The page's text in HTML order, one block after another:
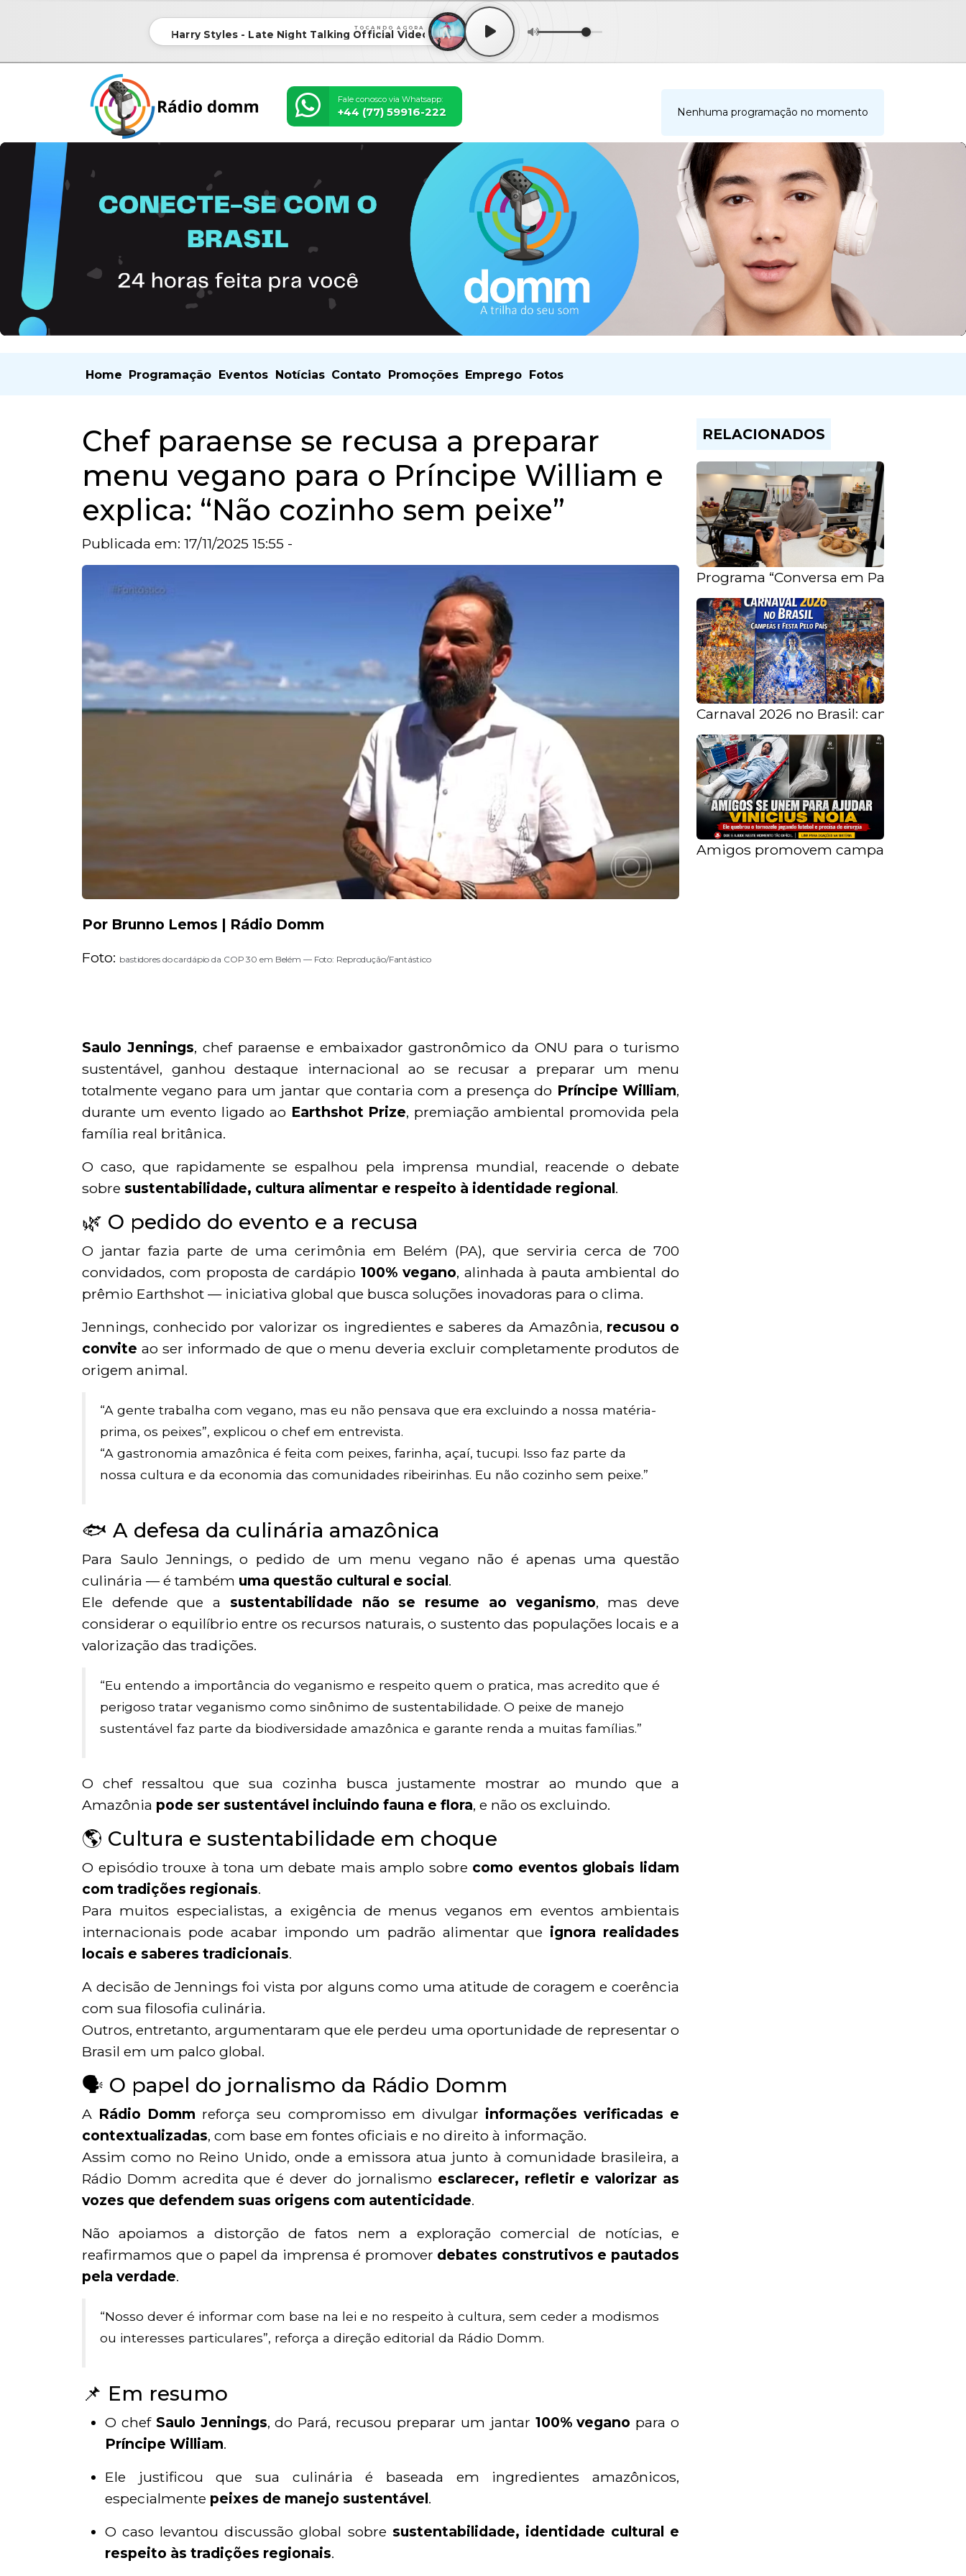
TOCANDO AGORA
Harry Styles - Late Night Talking Official Video
Fale conosco via Whatsapp:
+44 (77) 59916-222 Nenhuma programação no momento
Home Programação Eventos Notícias Contato Promoções Emprego Fotos
Chef paraense se recusa a preparar
menu vegano para o Príncipe William e
explica: “Não cozinho sem peixe”
Publicada em: 17/11/2025 15:55 -
Por Brunno Lemos | Rádio Domm
Foto: bastidores do cardápio da COP 30 em Belém — Foto: Reprodução/Fantástico
Saulo Jennings, chef paraense e embaixador gastronômico da ONU para o turismo
sustentável, ganhou destaque internacional ao se recusar a preparar um menu
totalmente vegano para um jantar que contaria com a presença do Príncipe William,
durante um evento ligado ao Earthshot Prize, premiação ambiental promovida pela
família real britânica.
O caso, que rapidamente se espalhou pela imprensa mundial, reacende o debate
sobre sustentabilidade, cultura alimentar e respeito à identidade regional.
🌿 O pedido do evento e a recusa
O jantar fazia parte de uma cerimônia em Belém (PA), que serviria cerca de 700
convidados, com proposta de cardápio100% vegano, alinhada à pauta ambiental do
prêmio Earthshot — iniciativa global que busca soluções inovadoras para o clima.
Jennings, conhecido por valorizar os ingredientes e saberes da Amazônia, recusou o
convite ao ser informado de que o menu deveria excluir completamente produtos de
origem animal.
“A gente trabalha com vegano, mas eu não pensava que era excluindo a nossa matéria-
prima, os peixes”, explicou o chef em entrevista.
“A gastronomia amazônica é feita com peixes, farinha, açaí, tucupi. Isso faz parte da
nossa cultura e da economia das comunidades ribeirinhas. Eu não cozinho sem peixe.”
🐟 A defesa da culinária amazônica
Para Saulo Jennings, o pedido de um menu vegano não é apenas uma questão
culinária — é também uma questão cultural e social.
Ele defende que a sustentabilidade não se resume ao veganismo, mas deve
considerar o equilíbrio entre os recursos naturais, o sustento das populações locais e a
valorização das tradições.
“Eu entendo a importância do veganismo e respeito quem o pratica, mas acredito que é
perigoso tratar veganismo como sinônimo de sustentabilidade. O peixe de manejo
sustentável faz parte da biodiversidade amazônica e garante renda a muitas famílias.”
O chef ressaltou que sua cozinha busca justamente mostrar ao mundo que a
Amazônia pode ser sustentável incluindo fauna e flora, e não os excluindo.
🌎 Cultura e sustentabilidade em choque
O episódio trouxe à tona um debate mais amplo sobre como eventos globais lidam
com tradições regionais.
Para muitos especialistas, a exigência de menus veganos em eventos ambientais
internacionais pode acabar impondo um padrão alimentar que ignora realidades
locais e saberes tradicionais.
A decisão de Jennings foi vista por alguns como uma atitude de coragem e coerência
com sua filosofia culinária.
Outros, entretanto, argumentaram que ele perdeu uma oportunidade de representar o
Brasil em um palco global.
🗣️ O papel do jornalismo da Rádio Domm
A Rádio Domm reforça seu compromisso em divulgar informações verificadas e
contextualizadas, com base em fontes oficiais e no direito à informação.
Assim como no Reino Unido, onde a emissora atua junto à comunidade brasileira, a
Rádio Domm acredita que é dever do jornalismo esclarecer, refletir e valorizar as
vozes que defendem suas origens com autenticidade.
Não apoiamos a distorção de fatos nem a exploração comercial de notícias, e
reafirmamos que o papel da imprensa é promover debates construtivos e pautados
pela verdade.
“Nosso dever é informar com base na lei e no respeito à cultura, sem ceder a modismos
ou interesses particulares”, reforça a direção editorial da Rádio Domm.
📌 Em resumo
O chef Saulo Jennings, do Pará, recusou preparar um jantar 100% vegano para o
Príncipe William.
Ele justificou que sua culinária é baseada em ingredientes amazônicos,
especialmente peixes de manejo sustentável.
O caso levantou discussão global sobre sustentabilidade, identidade cultural e
respeito às tradições regionais.
RELACIONADOS
Programa “Conversa em Pauta”
Carnaval 2026 no Brasil: campeãs no
Amigos promovem campanha